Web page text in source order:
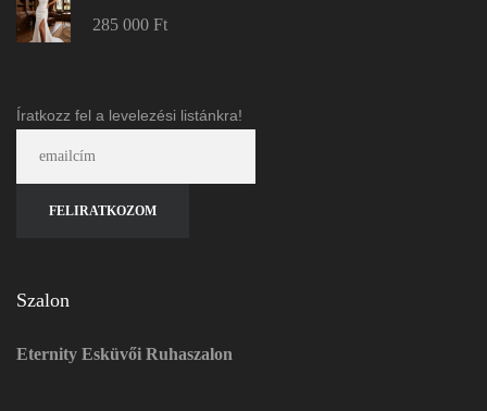
285 000 Ft
Íratkozz fel a levelezési listánkra!
Szalon
Eternity Esküvői Ruhaszalon